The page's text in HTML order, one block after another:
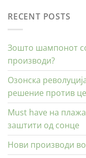
RECENT POSTS
Зошто шампонот
производи?
Озонска
решение против
Must have на
заштити од сонце
Нови производи